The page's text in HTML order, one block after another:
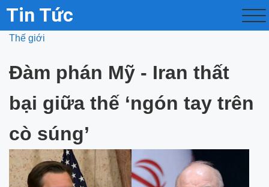
Tin Tức
Thế giới
Đàm phán Mỹ - Iran thất
bại giữa thế ‘ngón tay trên
cò súng’